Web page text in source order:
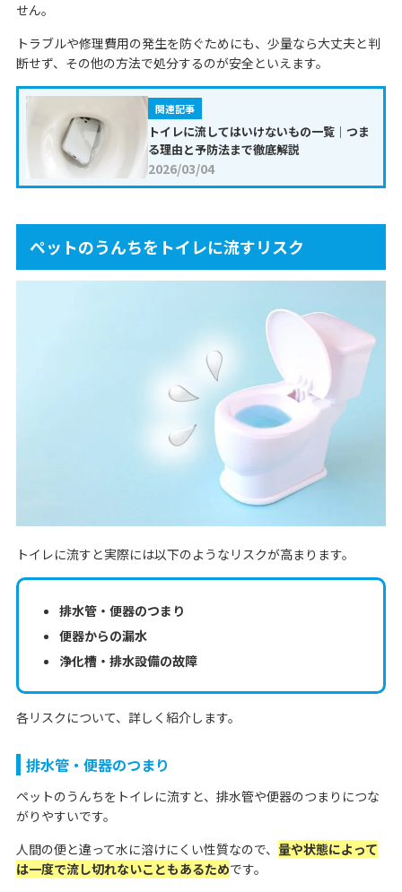
せん。
トラブルや修理費用の発生を防ぐためにも、少量なら大丈夫と判
断せず、その他の方法で処分するのが安全といえます。
関連記事
トイレに流してはいけないもの一覧｜つま
る理由と予防法まで徹底解説
2026/03/04
ペットのうんちをトイレに流すリスク
トイレに流すと実際には以下のようなリスクが高まります。
排水管・便器のつまり
便器からの漏水
浄化槽・排水設備の故障
各リスクについて、詳しく紹介します。
排水管・便器のつまり
ペットのうんちをトイレに流すと、排水管や便器のつまりにつな
がりやすいです。
人間の便と違って水に溶けにくい性質なので、 量や状態によって
は一度で流し切れないこともあるためです。